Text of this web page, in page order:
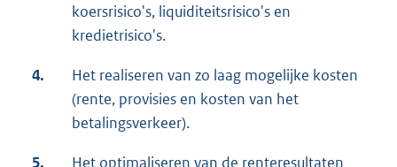
koersrisico's, liquiditeitsrisico's en
kredietrisico's.
4.
Het realiseren van zo laag mogelijke kosten
(rente, provisies en kosten van het
betalingsverkeer).
5. Het optimaliseren van de renteresultaten